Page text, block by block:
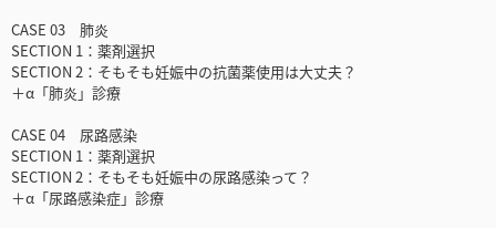
CASE 03 肺炎
SECTION 1：薬剤選択
SECTION 2：そもそも妊娠中の抗菌薬使用は大丈夫？
＋α「肺炎」診療
CASE 04 尿路感染
SECTION 1：薬剤選択
SECTION 2：そもそも妊娠中の尿路感染って？
＋α「尿路感染症」診療